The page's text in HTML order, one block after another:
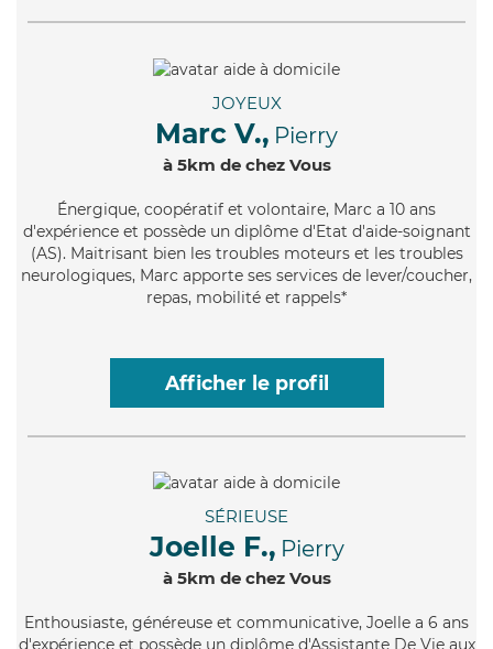
JOYEUX
Marc V., Pierry
à 5km de chez Vous
Énergique, coopératif et volontaire, Marc a 10 ans
d'expérience et possède un diplôme d'Etat d'aide-soignant
(AS). Maitrisant bien les troubles moteurs et les troubles
neurologiques, Marc apporte ses services de lever/coucher,
repas, mobilité et rappels*
Afficher le profil
SÉRIEUSE
Joelle F., Pierry
à 5km de chez Vous
Enthousiaste, généreuse et communicative, Joelle a 6 ans
d'expérience et possède un diplôme d'Assistante De Vie aux